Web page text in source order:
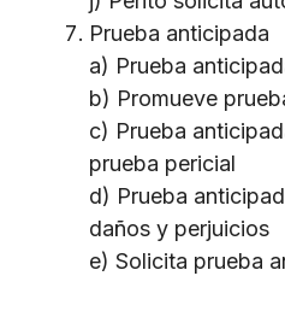
Prueba anticipada
a) Prueba
b) Promueve
c) Prueba
prueba pericial
d) Prueba
daños y perjuicios
e) Solicita prueba